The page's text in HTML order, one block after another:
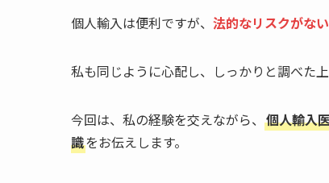
個人輸入は便利ですが、 法的なリスクがな
私も同じように心配し、しっかりと調べた
今回は、私の経験を交えながら、 個人輸入
識をお伝えします。